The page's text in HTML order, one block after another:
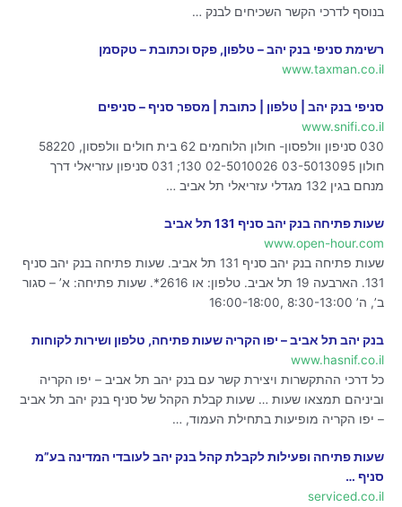
בנוסף לדרכי הקשר השכיחים לבנק …
רשימת סניפי בנק יהב – טלפון, פקס וכתובת – טקסמן
www.taxman.co.il
סניפי בנק יהב | טלפון | כתובת | מספר סניף – סניפים
www.snifi.co.il
030 סניפון וולפסון- חולון הלוחמים 62 בית חולים וולפסון, 58220
חולון 03-5013095 02-5010026 130; 031 סניפון עזריאלי דרך
מנחם בגין 132 מגדלי עזריאלי תל אביב …
שעות פתיחה בנק יהב סניף 131 תל אביב
www.open-hour.com
שעות פתיחה בנק יהב סניף 131 תל אביב. שעות פתיחה בנק יהב סניף
131. הארבעה 19 תל אביב. טלפון: או 2616*. שעות פתיחה: א’ – סגור
ב’, ה’ 8:30-13:00 ,16:00-18:00
בנק יהב תל אביב – יפו הקריה שעות פתיחה, טלפון ושירות לקוחות
www.hasnif.co.il
כל דרכי ההתקשרות ויצירת קשר עם בנק יהב תל אביב – יפו הקריה
וביניהם תמצאו שעות … שעות קבלת הקהל של סניף בנק יהב תל אביב
– יפו הקריה מופיעות בתחילת העמוד, …
שעות פתיחה ופעילות לקבלת קהל בנק יהב לעובדי המדינה בע”מ
סניף …
serviced.co.il